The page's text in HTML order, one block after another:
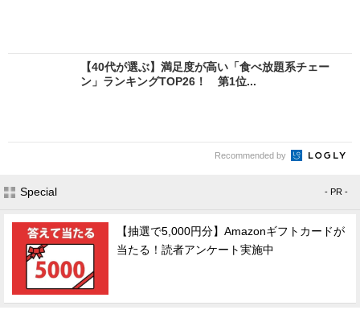
【40代が選ぶ】満足度が高い「食べ放題系チェー
ン」ランキングTOP26！ 第1位...
Recommended by
Special - PR -
【抽選で5,000円分】Amazonギフトカードが
当たる！読者アンケート実施中